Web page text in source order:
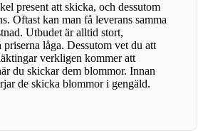
present att skicka, och dessutom
Oftast kan man få leverans samma
Utbudet är alltid stort,
låga. Dessutom vet du att
verkligen kommer att
du skickar dem blommor. Innan
de skicka blommor i gengäld.